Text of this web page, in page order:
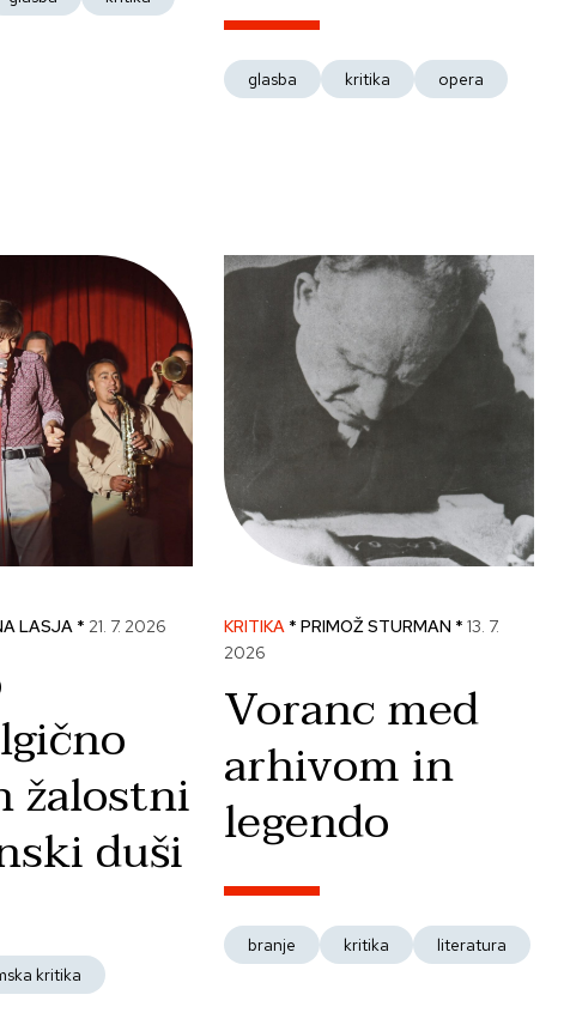
glasba kritika opera
LASJA * 21. 7. 2026
žalostni
duši
kritika
KRITIKA * PRIMOŽ STURMAN * 13. 7.
2026
Voranc med
arhivom in
legendo
branje kritika literatura